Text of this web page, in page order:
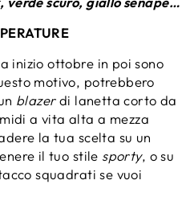
inizio ottobre in poi sono
motivo, potrebbero
blazerdi lanetta corto da
a vita alta a mezza
la tua scelta su un
il tuo stile sporty, o su
squadrati se vuoi